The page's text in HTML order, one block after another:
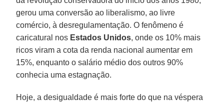
gerou uma conversão ao liberalismo, ao livre
comércio, à desregulamentação. O fenômeno é
caricatural nos Estados Unidos, onde os 10% mais
ricos viram a cota da renda nacional aumentar em
15%, enquanto o salário médio dos outros 90%
conhecia uma estagnação.
Hoje, a desigualdade é mais forte do que na véspera